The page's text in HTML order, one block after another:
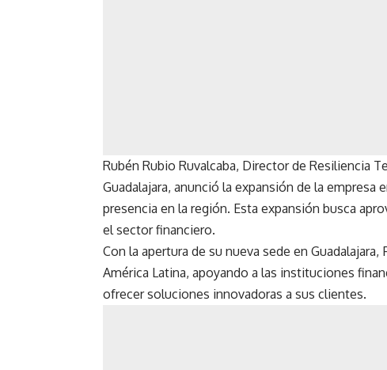
Rubén Rubio Ruvalcaba, Director de Resiliencia
Guadalajara, anunció la expansión de la
presencia en la región. Esta expansión busca
el sector financiero.
Con la apertura de su nueva sede en
América Latina, apoyando a las instituciones
ofrecer soluciones innovadoras a sus clientes.